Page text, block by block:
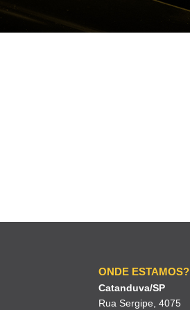
ONDE ESTAMOS?
Catanduva/SP
Rua Sergipe, 4075